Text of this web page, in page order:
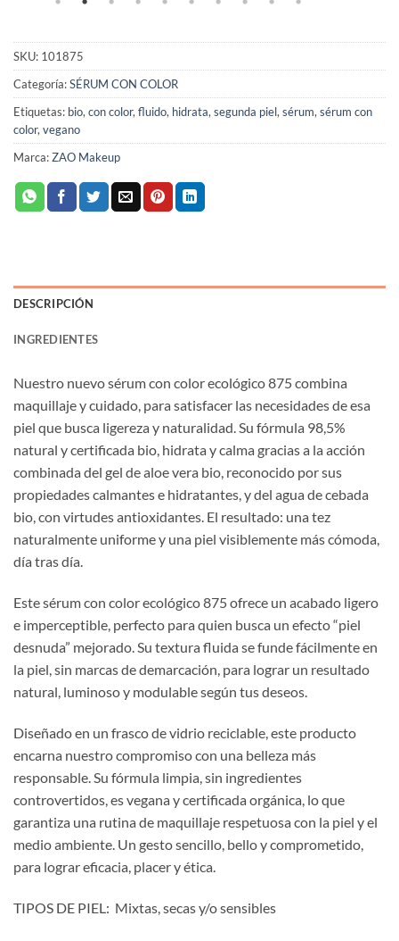
SKU: 101875
Categoría:SÉRUM CON COLOR
Etiquetas: bio,con color,fluido, hidrata,segunda piel,sérum,sérum con
color,vegano
Marca:ZAO Makeup
DESCRIPCIÓN
INGREDIENTES
Nuestro nuevo sérum con color ecológico 875 combina
maquillaje y cuidado, para satisfacer las necesidades de esa
piel que busca ligereza y naturalidad. Su fórmula 98,5%
natural y certificada bio, hidrata y calma gracias a la acción
combinada del gel de aloe vera bio, reconocido por sus
propiedades calmantes e hidratantes, y del agua de cebada
bio, con virtudes antioxidantes. El resultado: una tez
naturalmente uniforme y una piel visiblemente más cómoda,
día tras día.
Este sérum con color ecológico 875 ofrece un acabado ligero
e imperceptible, perfecto para quien busca un efecto “piel
desnuda” mejorado. Su textura fluida se funde fácilmente en
la piel, sin marcas de demarcación, para lograr un resultado
natural, luminoso y modulable según tus deseos.
Diseñado en un frasco de vidrio reciclable, este producto
encarna nuestro compromiso con una belleza más
responsable. Su fórmula limpia, sin ingredientes
controvertidos, es vegana y certificada orgánica, lo que
garantiza una rutina de maquillaje respetuosa con la piel y el
medio ambiente. Un gesto sencillo, bello y comprometido,
para lograr eficacia, placer y ética.
TIPOS DE PIEL: Mixtas, secas y/o sensibles